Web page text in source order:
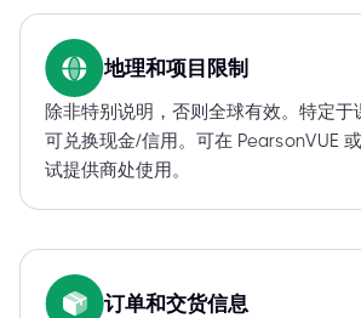
地理和项目限制
除非特别说明，否则全球有效。特定于
可兑换现金/信用。可在 PearsonVUE
试提供商处使用。
订单和交货信息